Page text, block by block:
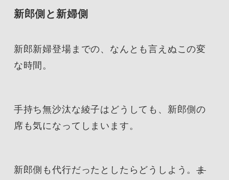
新郎側と新婦側
新郎新婦登場までの、なんとも言えぬこの変
な時間。
手持ち無沙汰な綾子はどうしても、新郎側の
席も気になってしまいます。
新郎側も代行だったとしたらどうしよう。ま